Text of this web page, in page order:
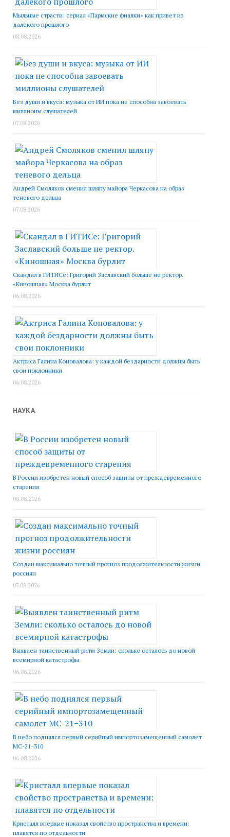
Мыльные страсти: сериал «Пармские фиалки» как привет из
далекого прошлого
08.08.2026
Без души и вкуса: музыка от ИИ пока не способна завоевать
миллионы слушателей
07.08.2026
Андрей Смоляков сменил шляпу майора Черкасова на образ
теневого дельца
07.08.2026
Скандал в ГИТИСе: Григорий Заславский больше не ректор.
«Киношная» Москва бурлит
06.08.2026
Актриса Галина Коновалова: у каждой бездарности должны быть
свои поклонники
06.08.2026
НАУКА
В России изобретен новый способ защиты от преждевременного
старения
08.08.2026
Создан максимально точный прогноз продолжительности жизни
россиян
07.08.2026
Выявлен таинственный ритм Земли: сколько осталось до новой
всемирной катастрофы
06.08.2026
В небо поднялся первый серийный импортозамещенный самолет
МС-21−310
06.08.2026
Кристалл впервые показал свойство пространства и времени:
плавятся по отдельности